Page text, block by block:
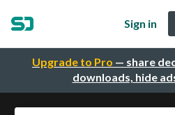
Upgrade to Pro — share
downloads, hide
Sign in